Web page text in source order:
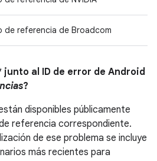
de referencia de Broadcom
junto al ID de error de Android
?
disponibles públicamente
referencia correspondiente.
de ese problema se incluye
más recientes para